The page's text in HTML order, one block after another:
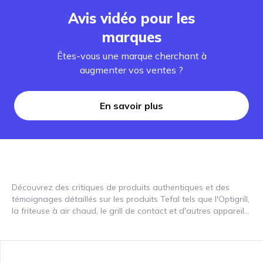
Avis vidéo pour les
marques
Êtes-vous une marque cherchant à
augmenter vos ventes ?
En savoir plus
Découvrez des critiques de produits authentiques et des
témoignages détaillés sur les produits Tefal tels que l'Optigrill,
la friteuse à air chaud, le grill de contact et d'autres appareils